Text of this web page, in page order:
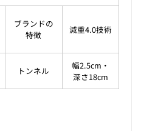
ブランドの
特徴
減重4.0技術
トンネル
幅2.5cm・
深さ18cm